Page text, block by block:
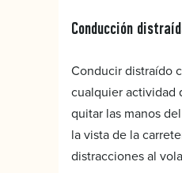
Conducción
Conducir distraído
cualquier actividad
quitar las manos
la vista de la
distracciones al